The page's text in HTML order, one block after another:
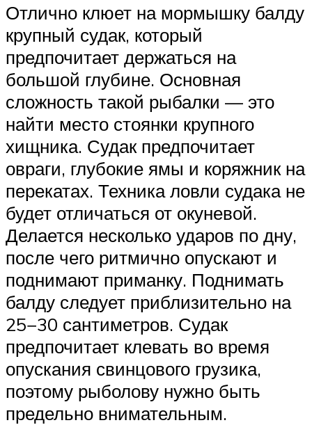
Отлично клюет на мормышку балду
крупный судак, который
предпочитает держаться на
большой глубине. Основная
сложность такой рыбалки — это
найти место стоянки крупного
хищника. Судак предпочитает
овраги, глубокие ямы и коряжник на
перекатах. Техника ловли судака не
будет отличаться от окуневой.
Делается несколько ударов по дну,
после чего ритмично опускают и
поднимают приманку. Поднимать
балду следует приблизительно на
25−30 сантиметров. Судак
предпочитает клевать во время
опускания свинцового грузика,
поэтому рыболову нужно быть
предельно внимательным.